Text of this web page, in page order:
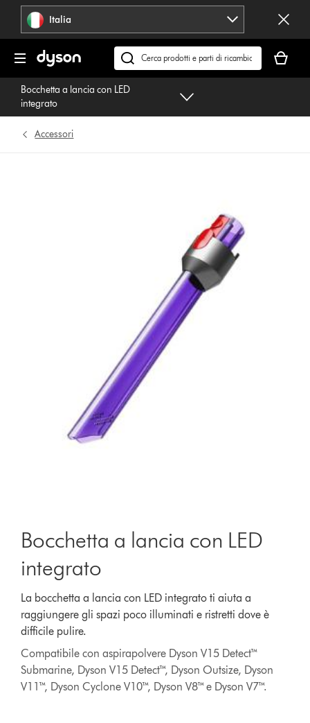
navigazione Italia
Cerca
su
dyson.it
carrello
è
Bocchetta a lancia con LED
integrato
Accessori
Bocchetta a lancia con LED
integrato
La bocchetta a lancia con LED integrato ti aiuta a
raggiungere gli spazi poco illuminati e ristretti dove è
difficile pulire.
Compatibile con aspirapolvere Dyson V15 Detect™
Submarine, Dyson V15 Detect™, Dyson Outsize, Dyson
V11™, Dyson Cyclone V10™, Dyson V8™ e Dyson V7™.